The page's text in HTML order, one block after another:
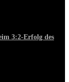
3:2-Erfolg des